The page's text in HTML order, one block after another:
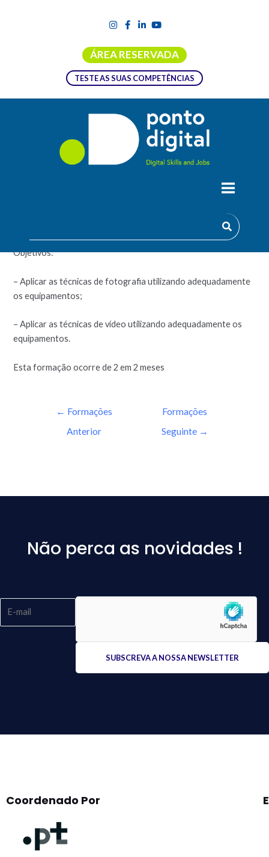
ÁREA RESERVADA
TESTE AS SUAS COMPETÊNCIAS
Objetivos:
– Aplicar as técnicas de fotografia utilizando adequadamente
os equipamentos;
– Aplicar as técnicas de vídeo utilizando adequadamente os
equipamentos.
Esta formação ocorre de 2 em 2 meses
← Formações
Anterior
Formações
Seguinte →
Não perca as novidades !
Coordenado Por